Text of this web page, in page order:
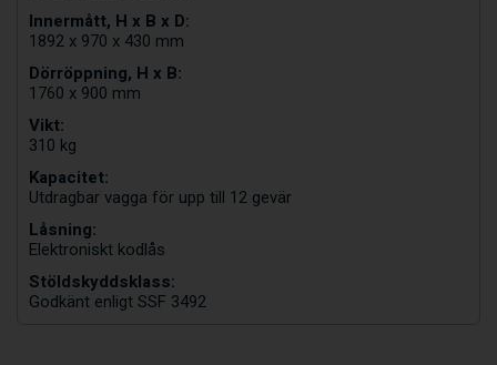
Innermått, H x B x D:
1892 x 970 x 430 mm
Dörröppning, H x B:
1760 x 900 mm
Vikt:
310 kg
Kapacitet:
Utdragbar vagga för upp till 12 gevär
Låsning:
Elektroniskt kodlås
Stöldskyddsklass:
Godkänt enligt SSF 3492